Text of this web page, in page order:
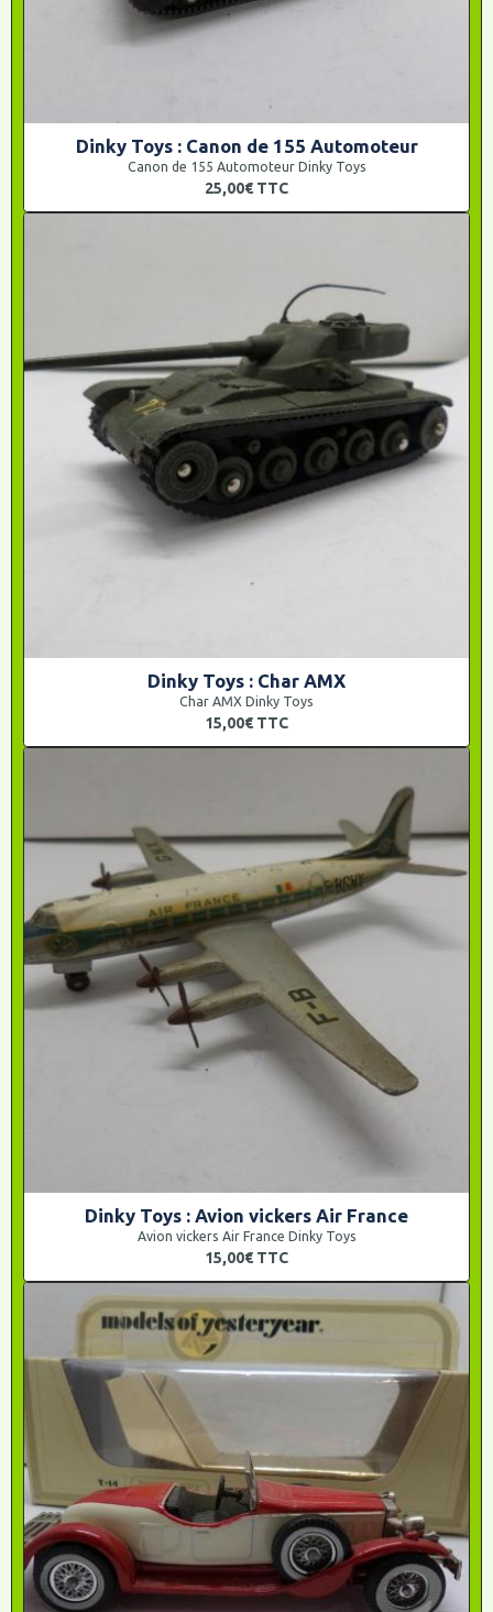
Dinky Toys : Canon de 155 Automoteur
Canon de 155 Automoteur Dinky Toys
25,00€ TTC
Dinky Toys : Char AMX
Char AMX Dinky Toys
15,00€ TTC
Dinky Toys : Avion vickers Air France
Avion vickers Air France Dinky Toys
15,00€ TTC